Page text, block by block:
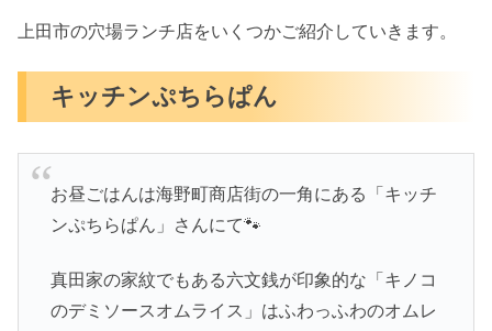
上田市の穴場ランチ店をいくつかご紹介していきます。
キッチンぷちらぱん
お昼ごはんは海野町商店街の一角にある「キッチ
ンぷちらぱん」さんにて🐾
真田家の家紋でもある六文銭が印象的な「キノコ
のデミソースオムライス」はふわっふわのオムレ